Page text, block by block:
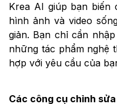
Krea AI giúp bạn
hình ảnh và video
giản. Bạn chỉ cần
những tác phẩm nghệ
hợp với yêu cầu của
Các công cụ chỉnh sửa